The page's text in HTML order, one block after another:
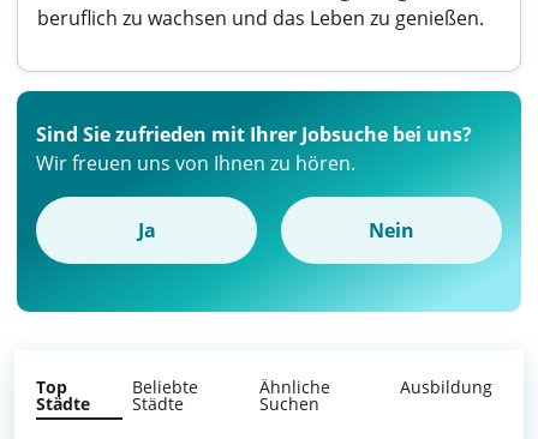
beruflich zu wachsen und das Leben zu genießen.
Sind Sie zufrieden mit Ihrer Jobsuche bei uns?
Wir freuen uns von Ihnen zu hören.
Ja Nein
Top
Städte
Beliebte
Städte
Ähnliche
Suchen
Ausbildung